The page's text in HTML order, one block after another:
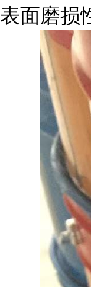
表面磨损